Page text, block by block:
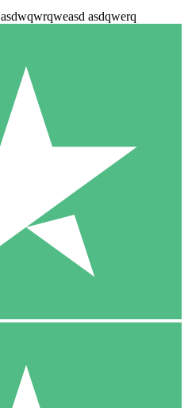
asdwqwrqweasd asdqwerq